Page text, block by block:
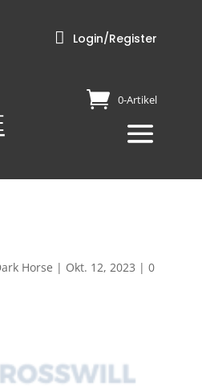
 Login/Register
0-Artikel
Horse | Okt. 12, 2023 | 0